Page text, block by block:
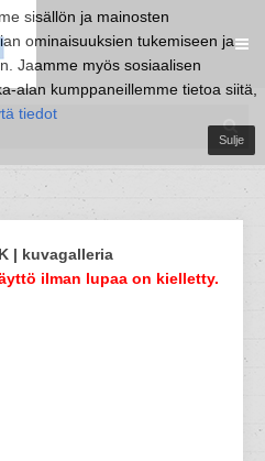
sisällön ja mainosten
ominaisuuksien tukemiseen ja
Jaamme myös sosiaalisen
alan kumppaneillemme tietoa siitä,
tiedot
Sulje
| kuvagalleria
ilman lupaa on kielletty.